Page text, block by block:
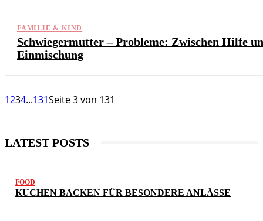
FAMILIE & KIND
Schwiegermutter – Probleme: Zwischen Hilfe
Einmischung
1234...131Seite 3 von 131
LATEST POSTS
FOOD
KUCHEN BACKEN FÜR BESONDERE ANLÄSSE